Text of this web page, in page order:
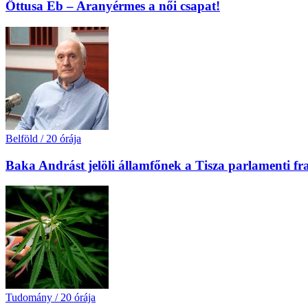
Öttusa Eb – Aranyérmes a női csapat!
Belföld / 20 órája
Baka Andrást jelöli államfőnek a Tisza parlamenti
Tudomány / 20 órája